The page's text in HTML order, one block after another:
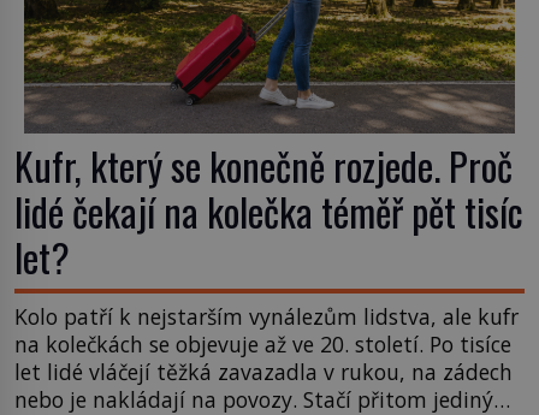
Kufr, který se konečně rozjede. Proč
lidé čekají na kolečka téměř pět tisíc
let?
Kolo patří k nejstarším vynálezům lidstva, ale kufr
na kolečkách se objevuje až ve 20. století. Po tisíce
let lidé vláčejí těžká zavazadla v rukou, na zádech
nebo je nakládají na povozy. Stačí přitom jediný